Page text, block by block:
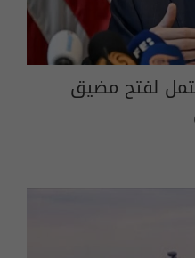
لفتح مضيق